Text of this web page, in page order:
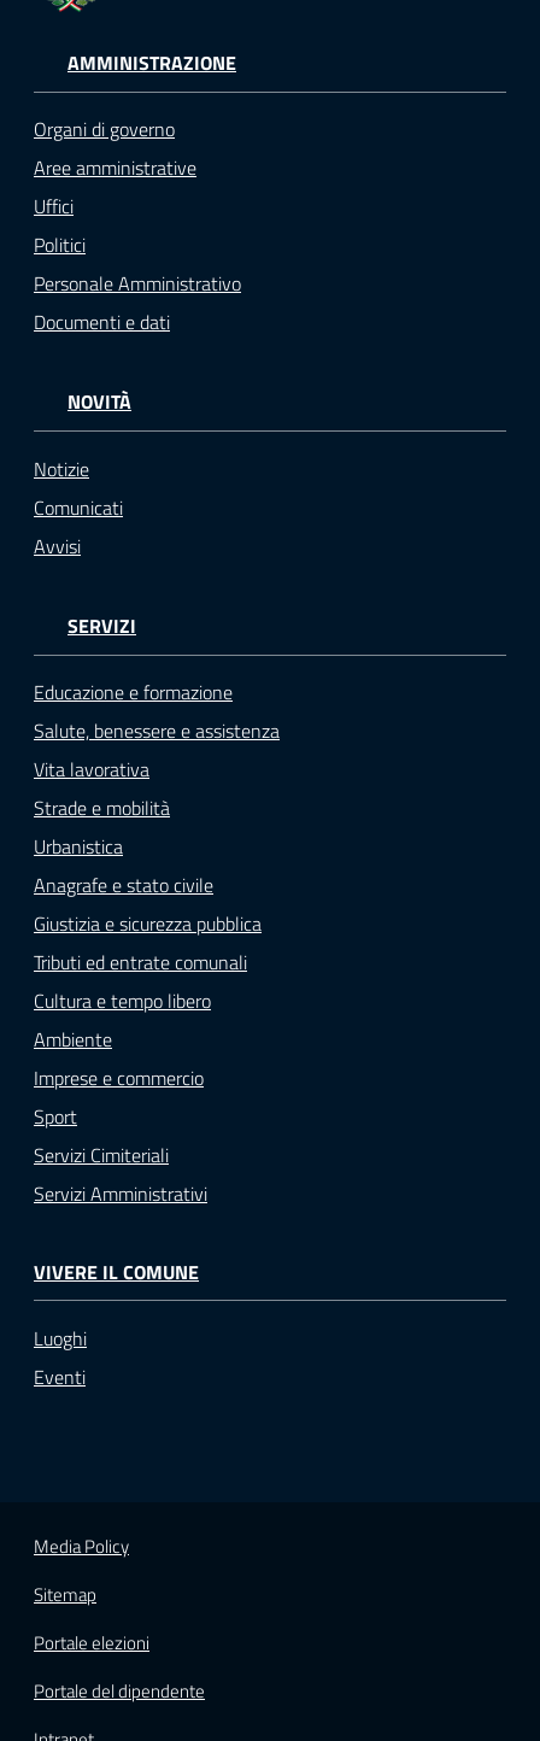
AMMINISTRAZIONE
Organi di governo
Aree amministrative
Uffici
Politici
Personale Amministrativo
Documenti e dati
NOVITÀ
Notizie
Comunicati
Avvisi
SERVIZI
Educazione e formazione
Salute, benessere e assistenza
Vita lavorativa
Strade e mobilità
Urbanistica
Anagrafe e stato civile
Giustizia e sicurezza pubblica
Tributi ed entrate comunali
Cultura e tempo libero
Ambiente
Imprese e commercio
Sport
Servizi Cimiteriali
Servizi Amministrativi
VIVERE IL COMUNE
Luoghi
Eventi
Media Policy
Sitemap
Portale elezioni
Portale del dipendente